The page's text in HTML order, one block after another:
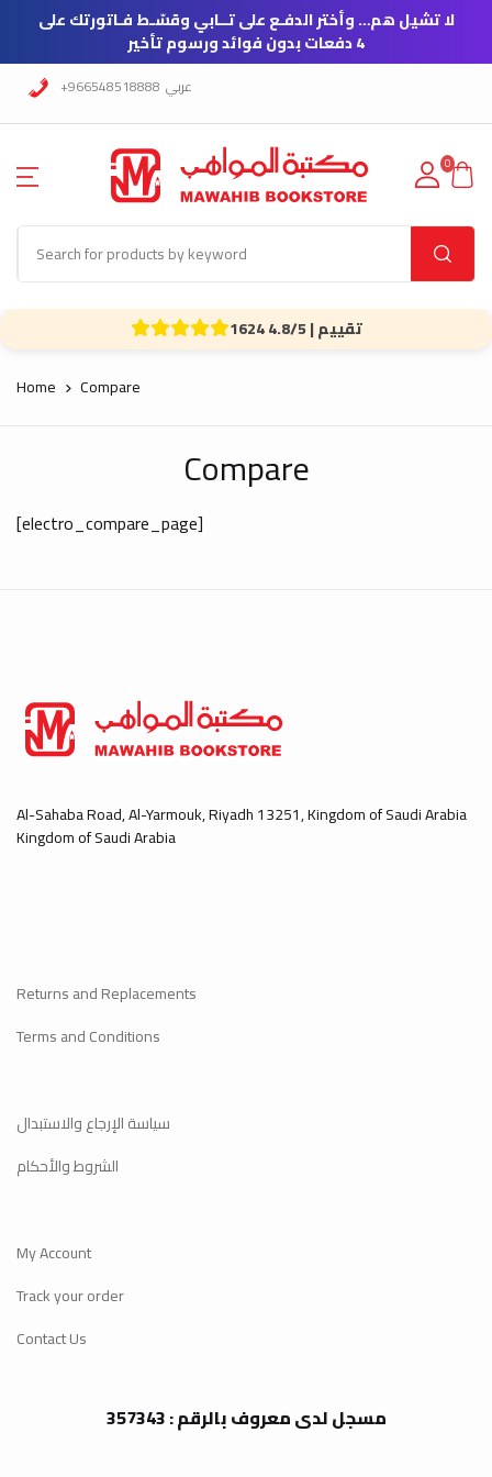
لا تشيل هم… وأختر الدفـع على تــابي وقسّـط فـاتورتك على
4 دفعات بدون فوائد ورسوم تأخير
+966548518888 عربي
0
1624 تقييم | 4.8/5
Home Compare
Compare
[electro_compare_page]
Al-Sahaba Road, Al-Yarmouk, Riyadh 13251, Kingdom of Saudi Arabia
Kingdom of Saudi Arabia
Returns and Replacements
Terms and Conditions
سياسة الإرجاع والاستبدال
الشروط والأحكام
My Account
Track your order
Contact Us
مسجل لدى معروف بالرقم : 357343